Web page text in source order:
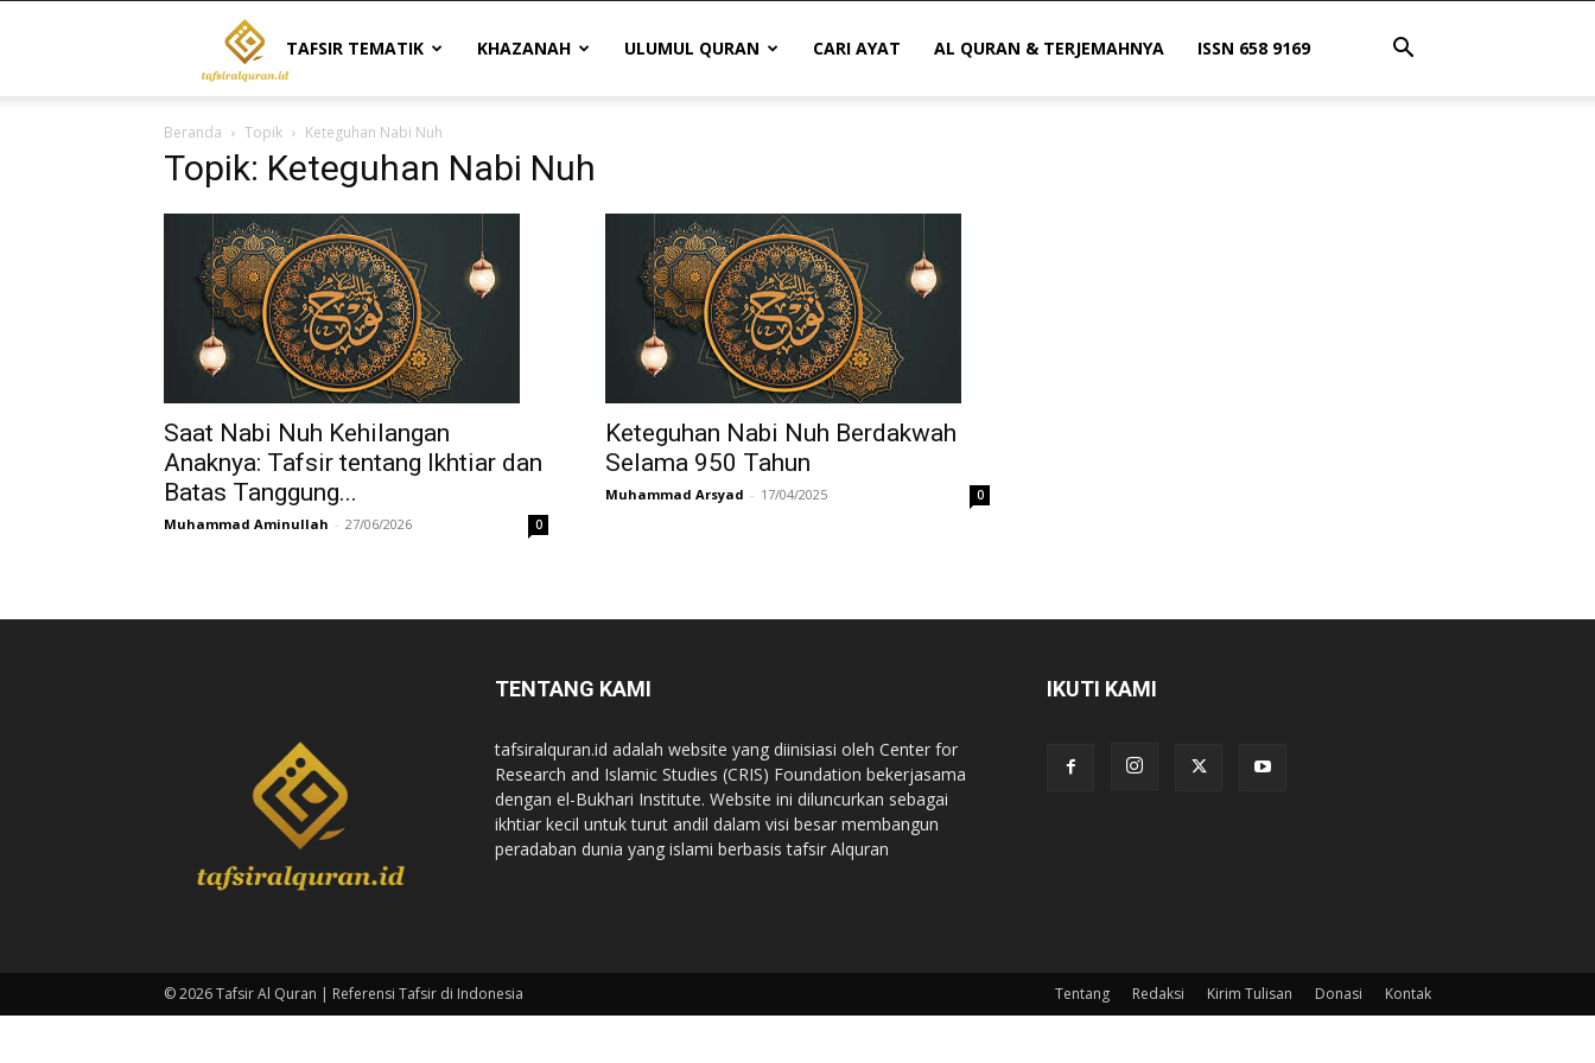
Tafsir
Al
Quran
|
Referensi
Tafsir
di
TAFSIR TEMATIK KHAZANAH ULUMUL QURAN CARI AYAT AL QURAN & TERJEMAHNYA ISSN 658 9169
Beranda Topik Keteguhan Nabi Nuh
Topik: Keteguhan Nabi Nuh
Saat Nabi Nuh Kehilangan
Anaknya: Tafsir tentang Ikhtiar dan
Batas Tanggung...
Muhammad Aminullah - 27/06/2026 0
Keteguhan Nabi Nuh Berdakwah
Selama 950 Tahun
Muhammad Arsyad - 17/04/2025 0
TENTANG KAMI
tafsiralquran.id adalah website yang diinisiasi oleh Center for
Research and Islamic Studies (CRIS) Foundation bekerjasama
dengan el-Bukhari Institute. Website ini diluncurkan sebagai
ikhtiar kecil untuk turut andil dalam visi besar membangun
peradaban dunia yang islami berbasis tafsir Alquran
IKUTI KAMI
Tentang Redaksi Kirim Tulisan Donasi Kontak
© 2026 Tafsir Al Quran | Referensi Tafsir di Indonesia